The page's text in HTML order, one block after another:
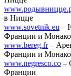
в Ницце
www.sovetnik.eu –
Франции и Монако
www.bereg.fr–
Франции и
www.negresco.co –
Франции